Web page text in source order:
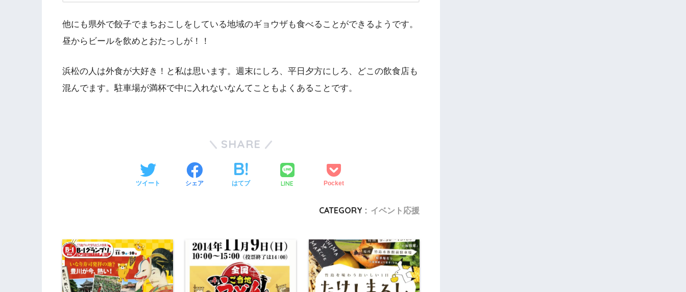
他にも県外で餃子でまちおこしをしている地域のギョウザも食べることができるようです。
昼からビールを飲めとおたっしが！！
浜松の人は外食が大好き！と私は思います。週末にしろ、平日夕方にしろ、どこの飲食店も
混んでます。駐車場が満杯で中に入れないなんてこともよくあることです。
SHARE
ツイート シェア はてブ LINE Pocket
CATEGORY : イベント応援